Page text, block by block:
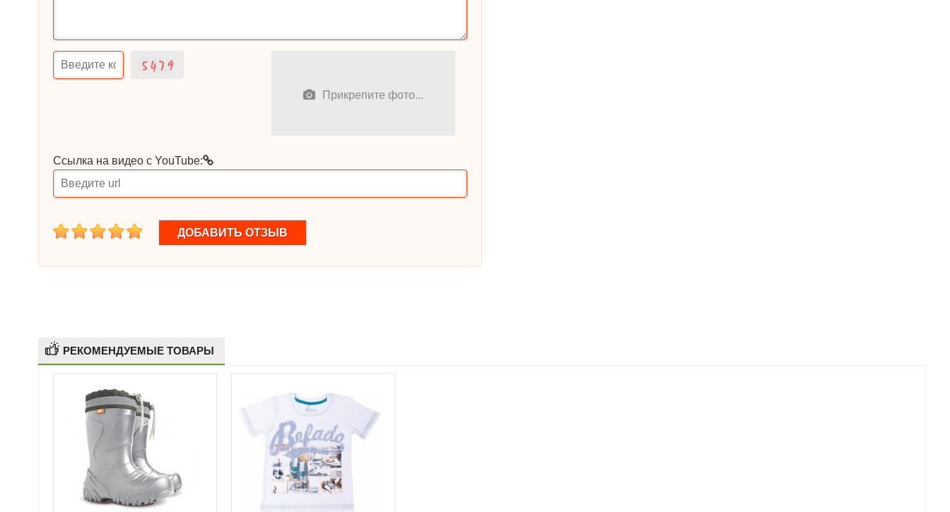
Прикрепите фото...
Ссылка на видео с YouTube:
1 2 3 4 5
РЕКОМЕНДУЕМЫЕ ТОВАРЫ